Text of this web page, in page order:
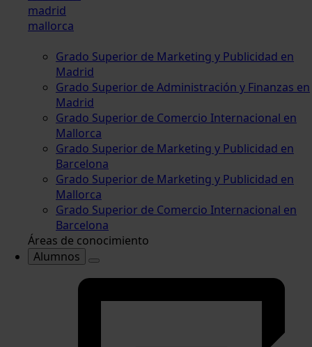
madrid
mallorca
Grado Superior de Marketing y Publicidad en
Madrid
Grado Superior de Administración y Finanzas en
Madrid
Grado Superior de Comercio Internacional en
Mallorca
Grado Superior de Marketing y Publicidad en
Barcelona
Grado Superior de Marketing y Publicidad en
Mallorca
Grado Superior de Comercio Internacional en
Barcelona
Áreas de conocimiento
Alumnos